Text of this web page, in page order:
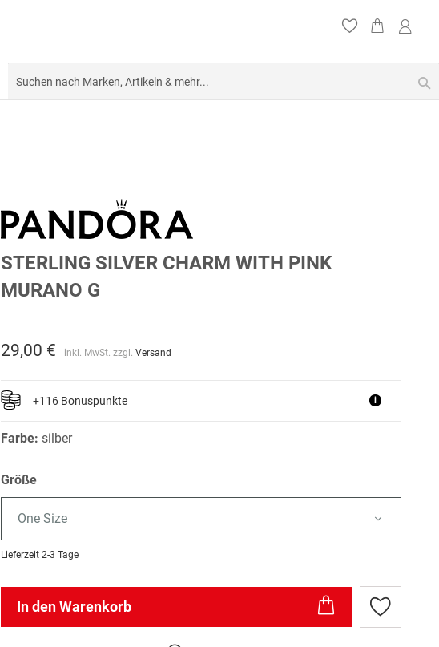
STERLING SILVER CHARM WITH PINK
MURANO G
29,00 € inkl. MwSt. zzgl.Versand
+116 Bonuspunkte i
Farbe:silber
Größe
One Size
Lieferzeit 2-3 Tage
In den Warenkorb
Zur
Wunschliste